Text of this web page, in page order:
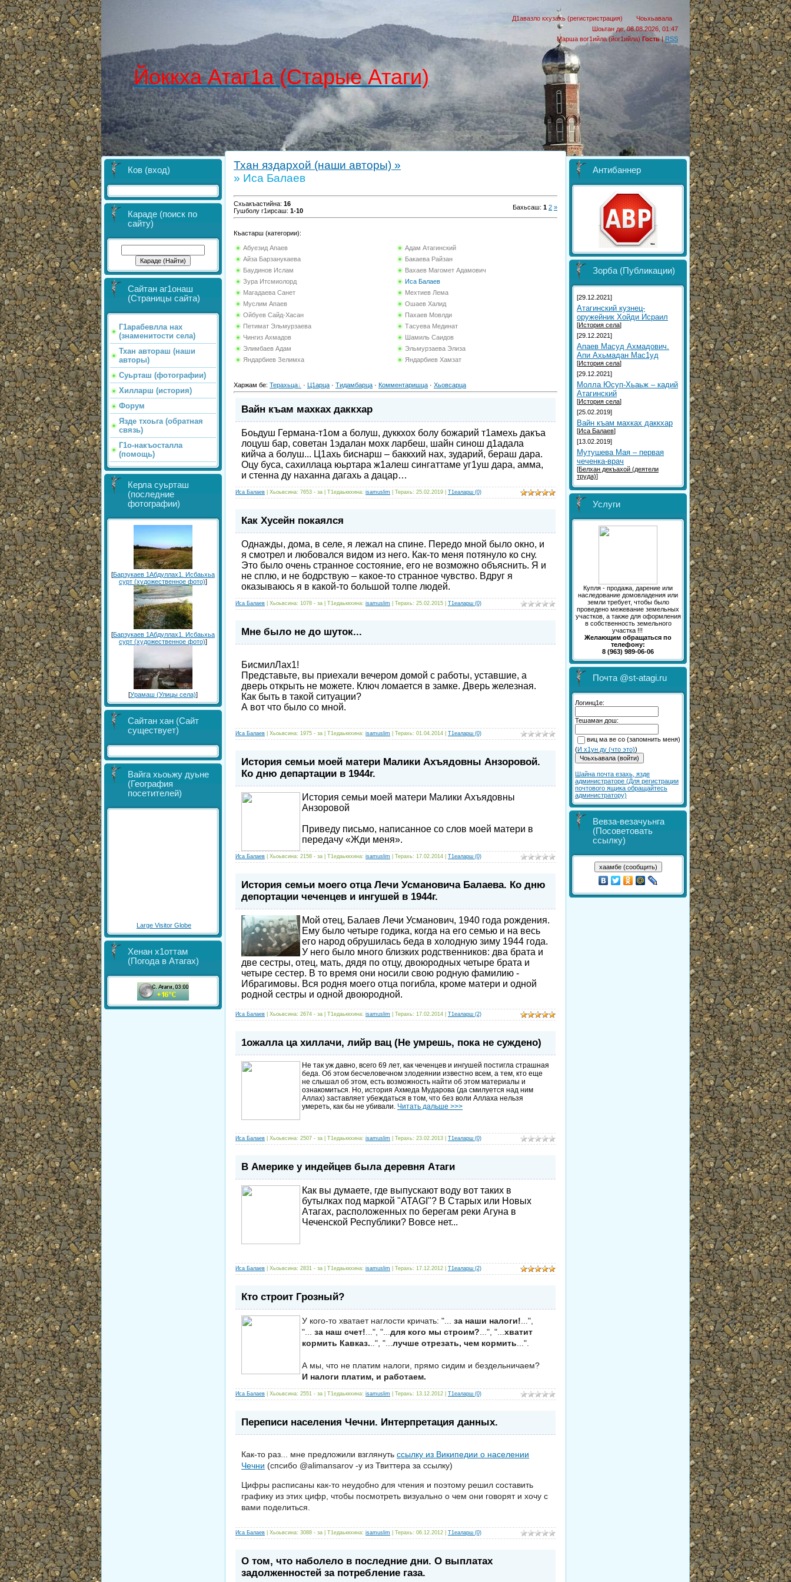
Шоьтан де, 08.08.2026, 01:47
Марша вог1ийла (йог1ийла) Гость|RSS
Д1авазло кхузахь (регистристрация) Чоьхьавала
Йоккха Атаг1а (Старые Атаги)
Ков (вход)
Караде (поиск по
сайту)
Сайтан аг1онаш
(Страницы сайта)
Г1арабевлла нах
(знаменитости села)
Тхан автораш (наши
авторы)
Суьрташ (фотографии)
Хилларш (история)
Форум
Язде тхоьга (обратная
связь)
Г1о-накъосталла
(помощь)
Керла суьрташ
(последние
фотографии)
[Барзукаев 1Абдуллах1. Исбаьхьа
сурт (художественное фото)]
[Барзукаев 1Абдуллах1. Исбаьхьа
сурт (художественное фото)]
[Урамаш (Улицы села)]
Сайтан хан (Сайт
существует)
Вайга хьоьжу дуьне
(География
посетителей)
Large Visitor Globe
Хенан х1оттам
(Погода в Атагах)
Тхан яздархой (наши авторы) »
» Иса Балаев
Схьакъастийна: 16
Гушболу г1ирсаш: 1-10 Бахьсаш: 1 2 »
Къастарш (категории):
Абуезид Апаев
Адам Атагинский
Айза Барзанукаева
Бакаева Райзан
Баудинов Ислам
Вахаев Магомет Адамович
Зура Итсмиолорд
Иса Балаев
Магадаева Санет
Мехтиев Лема
Муслим Апаев
Ошаев Халид
Ойбуев Сайд-Хасан
Пахаев Мовлди
Петимат Эльмурзаева
Тасуева Мединат
Чингиз Ахмадов
Шамиль Саидов
Элимбаев Адам
Эльмурзаева Элиза
Яндарбиев Зелимха
Яндарбиев Хамзат
Харжам бе: Терахьца · Ц1арца · Тидамбарца · Комментаришца · Хьовсарца
Вайн къам махках даккхар
Боьдуш Германа-т1ом а болуш, дуккхох болу божарий т1амехь дакъа
лоцуш бар, советан 1эдалан мохк ларбеш, шайн синош д1адала
кийча а болуш... Ц1ахь биснарш – баккхий нах, зударий, бераш дара.
Оцу буса, сахиллаца юьртара ж1алеш сингаттаме уг1уш дара, амма,
и стенна ду наханна дагахь а дацар…
Иса Балаев | Хьоьвсина: 7653 - за | Т1едаьккхина: isamuslim | Терахь: 25.02.2019 Т1еаларш (0)
Как Хусейн покаялся
Однажды, дома, в селе, я лежал на спине. Передо мной было окно, и
я смотрел и любовался видом из него. Как-то меня потянуло ко сну.
Это было очень странное состояние, его не возможно объяснить. Я и
не сплю, и не бодрствую – какое-то странное чувство. Вдруг я
оказываюсь я в какой-то большой толпе людей.
Иса Балаев | Хьоьвсина: 1078 - за | Т1едаьккхина: isamuslim | Терахь: 25.02.2015 Т1еаларш (0)
Мне было не до шуток...
БисмилЛах1!
Представьте, вы приехали вечером домой с работы, уставшие, а
дверь открыть не можете. Ключ ломается в замке. Дверь железная.
Как быть в такой ситуации?
А вот что было со мной.
Иса Балаев | Хьоьвсина: 1975 - за | Т1едаьккхина: isamuslim | Терахь: 01.04.2014 Т1еаларш (0)
История семьи моей матери Малики Ахъядовны Анзоровой.
Ко дню департации в 1944г.
История семьи моей матери Малики Ахъядовны
Анзоровой
Приведу письмо, написанное со слов моей матери в
передачу «Жди меня».
Иса Балаев | Хьоьвсина: 2158 - за | Т1едаьккхина: isamuslim | Терахь: 17.02.2014 Т1еаларш (0)
История семьи моего отца Лечи Усмановича Балаева. Ко дню
депортации чеченцев и ингушей в 1944г.
Мой отец, Балаев Лечи Усманович, 1940 года рождения.
Ему было четыре годика, когда на его семью и на весь
его народ обрушилась беда в холодную зиму 1944 года.
У него было много близких родственников: два брата и
две сестры, отец, мать, дядя по отцу, двоюродных четыре брата и
четыре сестер. В то время они носили свою родную фамилию -
Ибрагимовы. Вся родня моего отца погибла, кроме матери и одной
родной сестры и одной двоюродной.
Иса Балаев | Хьоьвсина: 2674 - за | Т1едаьккхина: isamuslim | Терахь: 17.02.2014 Т1еаларш (2)
1ожалла ца хиллачи, лийр вац (Не умрешь, пока не суждено)
Не так уж давно, всего 69 лет, как чеченцев и ингушей постигла страшная
беда. Об этом бесчеловечном злодеянии известно всем, а тем, кто еще
не слышал об этом, есть возможность найти об этом материалы и
ознакомиться. Но, история Ахмеда Мударова (да смилуется над ним
Аллах) заставляет убеждаться в том, что без воли Аллаха нельзя
умереть, как бы не убивали. Читать дальше >>>
Иса Балаев | Хьоьвсина: 2507 - за | Т1едаьккхина: isamuslim | Терахь: 23.02.2013 Т1еаларш (0)
В Америке у индейцев была деревня Атаги
Как вы думаете, где выпускают воду вот таких в
бутылках под маркой "ATAGI"? В Старых или Новых
Атагах, расположенных по берегам реки Агуна в
Чеченской Республики? Вовсе нет...
Иса Балаев | Хьоьвсина: 2831 - за | Т1едаьккхина: isamuslim | Терахь: 17.12.2012 Т1еаларш (2)
Кто строит Грозный?
У кого-то хватает наглости кричать: "... за наши налоги!...",
"... за наш счет!...", "...для кого мы строим?...", "...хватит
кормить Кавказ...", "...лучше отрезать, чем кормить...".
А мы, что не платим налоги, прямо сидим и бездельничаем?
И налоги платим, и работаем.
Иса Балаев | Хьоьвсина: 2551 - за | Т1едаьккхина: isamuslim | Терахь: 13.12.2012 Т1еаларш (0)
Переписи населения Чечни. Интерпретация данных.
Как-то раз... мне предложили взглянуть ссылку из Википедии о населении
Чечни (спсибо @alimansarov -у из Твиттера за ссылку)
Цифры расписаны как-то неудобно для чтения и поэтому решил составить
графику из этих цифр, чтобы посмотреть визуально о чем они говорят и хочу с
вами поделиться.
Иса Балаев | Хьоьвсина: 3088 - за | Т1едаьккхина: isamuslim | Терахь: 06.12.2012 Т1еаларш (0)
О том, что наболело в последние дни. О выплатах
задолженностей за потребление газа.
Антибаннер
Зорба (Публикации)
[29.12.2021]
Атагинский кузнец-
оружейник Хойди Исраил
[История села]
[29.12.2021]
Aпаев Масуд Ахмадович.
Aпи Ахьмадан Мас1уд
[История села]
[29.12.2021]
Молла Юсуп-Хьаьж – кадий
Атагинский
[История села]
[25.02.2019]
Вайн къам махках даккхар
[Иса Балаев]
[13.02.2019]
Мутушева Мая – первая
чеченка-врач
[Белхан декъахой (деятели
труда)]
Услуги
Купля - продажа, дарение или
наследование домовладения или
земли требует, чтобы было
проведено межевание земельных
участков, а также для оформления
в собственность земельного
участка !!!
Желающим обращаться по
телефону:
8 (963) 989-06-06
Почта @st-atagi.ru
Логинц1е:
Тешаман дош:
виц ма ве со (запомнить меня)
(И х1ун ду (что это))
Шайна почта езахь, язде
администраторе (Для регистрации
почтового ящика обращайтесь
администратору)
Вевза-везачуьнга
(Посоветовать
ссылку)